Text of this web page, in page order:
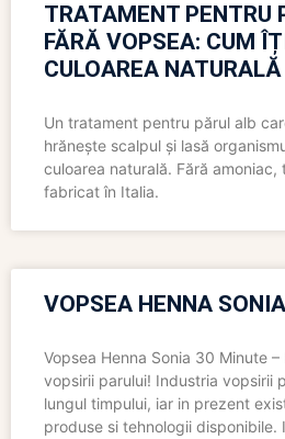
TRATAMENT PENTRU
FĂRĂ VOPSEA: CUM
CULOAREA NATURALĂ
Un tratament pentru părul alb
hrănește scalpul și lasă
culoarea naturală. Fără
fabricat în Italia.
VOPSEA HENNA
Vopsea Henna Sonia 30 Minute
vopsirii parului! Industria vopsirii
lungul timpului, iar in prezent
produse si tehnologii disponibile.